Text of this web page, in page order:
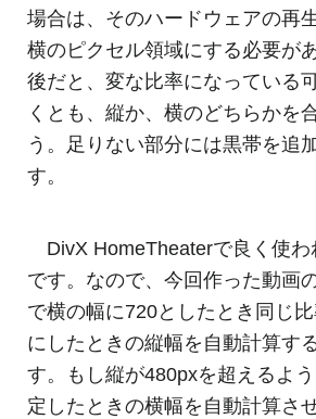
場合は、そのハードウェアの再
横のピクセル領域にする必要が
後だと、変な比率になっている
くとも、縦か、横のどちらかを
う。足りない部分には黒帯を追
す。
DivX HomeTheaterで良く使
です。なので、今回作った動画
で横の幅に720としたとき同じ
にしたときの縦幅を自動計算す
す。もし縦が480pxを超えるよ
定したときの横幅を自動計算さ